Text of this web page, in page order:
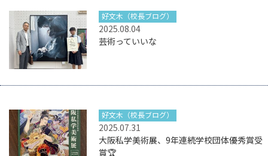
2025.08.04
好文木（校長ブログ）
芸術っていいな
2025.07.31
好文木（校長ブログ）
大阪私学美術展、9年連続学校団体優秀賞受
賞🏆